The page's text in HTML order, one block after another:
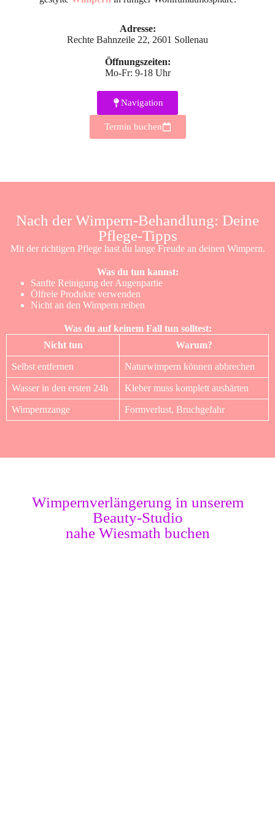
Adresse:
Rechte Bahnzeile 22, 2601 Sollenau
Öffnungszeiten:
Mo-Fr: 9-18 Uhr
Navigation
Termin buchen
Nach der Wimpern-Behandlung: Deine
Pflege-Tipps
Mit der richtigen Pflege hast du lange Freude an deinen Wimpern.
Was du tun kannst:
Sanfte Reinigung der Augenpartie
Ölfreie Produkte verwenden
Nicht an den Wimpern reiben
Was du auf keinem Fall tun solltest:
Nicht tun
Warum?
Selbst entfernen Naturwimpern können abbrechen
Wasser in den ersten 24h Kleber muss komplett aushärten
Wimpernzange Formverlust, Bruchgefahr
Wimpernverlängerung in unserem
Beauty-Studio
nahe Wiesmath buchen